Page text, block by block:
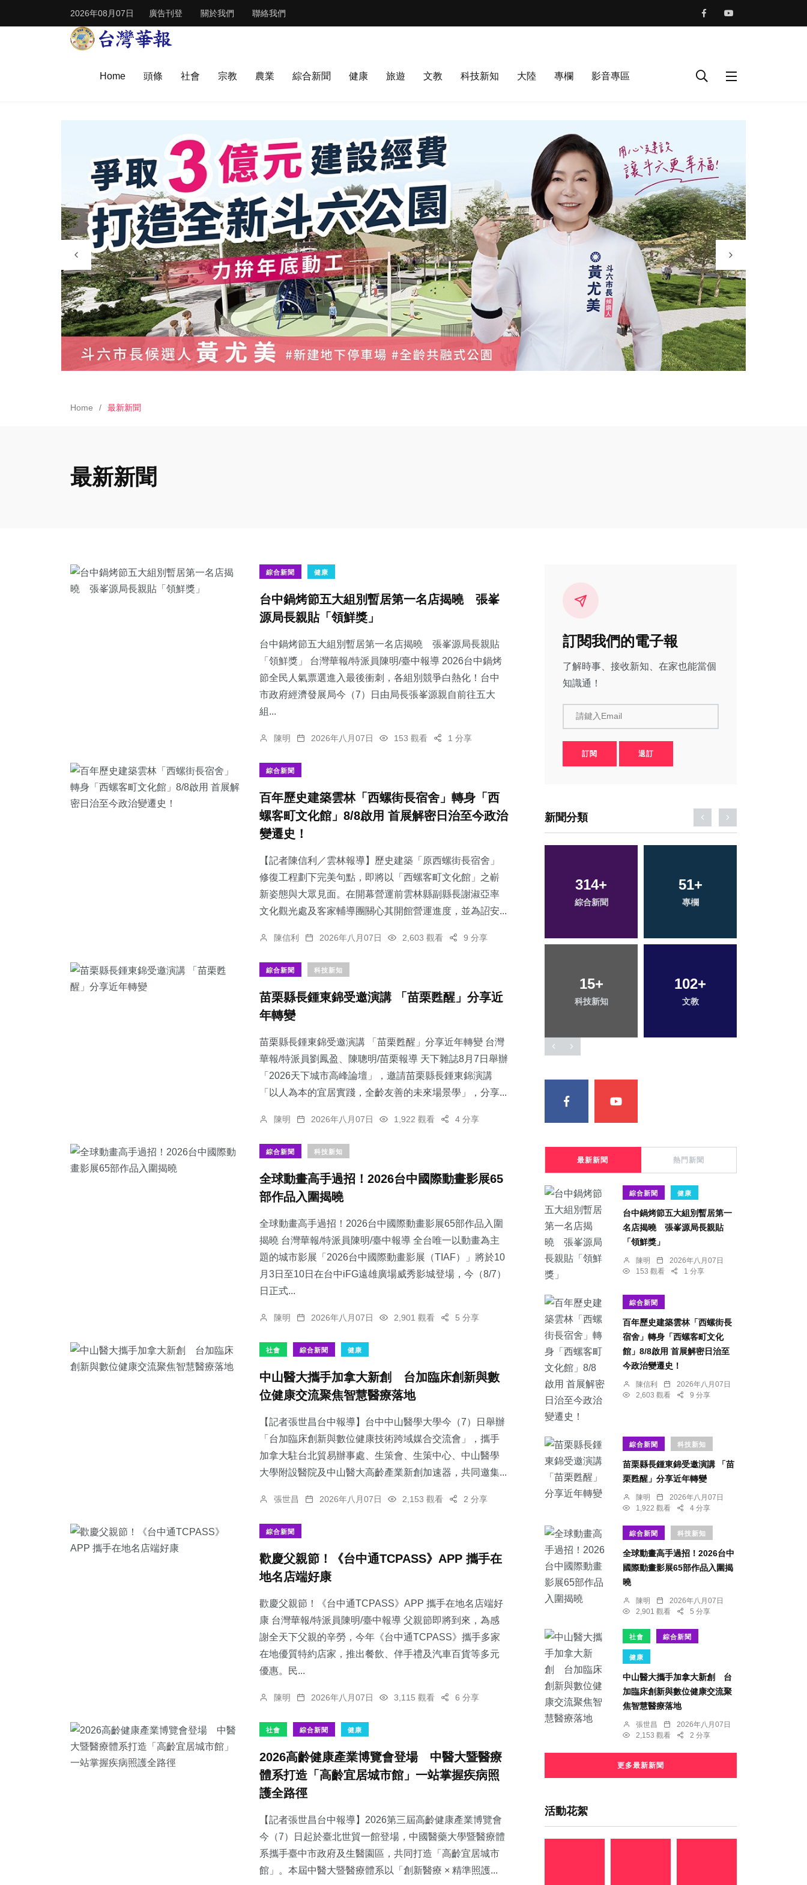
2026年08月07日 廣告刊登 關於我們 聯絡我們
Home 頭條 社會 宗教 農業 綜合新聞 健康 旅遊 文教 科技新知 大陸 專欄 影音專區
Home 最新新聞
最新新聞
綜合新聞 健康
台中鍋烤節五大組別暫居第一名店揭曉 張峯
源局長親貼「領鮮獎」
台中鍋烤節五大組別暫居第一名店揭曉 張峯源局長親貼
「領鮮獎」 台灣華報/特派員陳明/臺中報導 2026台中鍋烤
節全民人氣票選進入最後衝刺，各組別競爭白熱化！台中
市政府經濟發展局今（7）日由局長張峯源親自前往五大
組...
陳明 2026年八月07日 153 觀看 1 分享
綜合新聞
百年歷史建築雲林「西螺街長宿舍」轉身「西
螺客町文化館」8/8啟用 首展解密日治至今政治
變遷史！
【記者陳信利／雲林報導】歷史建築「原西螺街長宿舍」
修復工程劃下完美句點，即將以「西螺客町文化館」之嶄
新姿態與大眾見面。在開幕營運前雲林縣副縣長謝淑亞率
文化觀光處及客家輔導團關心其開館營運進度，並為詔安...
陳信利 2026年八月07日 2,603 觀看 9 分享
綜合新聞 科技新知
苗栗縣長鍾東錦受邀演講 「苗栗甦醒」分享近
年轉變
苗栗縣長鍾東錦受邀演講 「苗栗甦醒」分享近年轉變 台灣
華報/特派員劉鳳盈、陳聰明/苗栗報導 天下雜誌8月7日舉辦
「2026天下城市高峰論壇」，邀請苗栗縣長鍾東錦演講
「以人為本的宜居實踐，全齡友善的未來場景學」，分享...
陳明 2026年八月07日 1,922 觀看 4 分享
綜合新聞 科技新知
全球動畫高手過招！2026台中國際動畫影展65
部作品入圍揭曉
全球動畫高手過招！2026台中國際動畫影展65部作品入圍
揭曉 台灣華報/特派員陳明/臺中報導 全台唯一以動畫為主
題的城市影展「2026台中國際動畫影展（TIAF）」將於10
月3日至10日在台中iFG遠雄廣場威秀影城登場，今（8/7）
日正式...
陳明 2026年八月07日 2,901 觀看 5 分享
社會 綜合新聞 健康
中山醫大攜手加拿大新創 台加臨床創新與數
位健康交流聚焦智慧醫療落地
【記者張世昌台中報導】台中中山醫學大學今（7）日舉辦
「台加臨床創新與數位健康技術跨域媒合交流會」，攜手
加拿大駐台北貿易辦事處、生策會、生策中心、中山醫學
大學附設醫院及中山醫大高齡產業新創加速器，共同邀集...
張世昌 2026年八月07日 2,153 觀看 2 分享
綜合新聞
歡慶父親節！《台中通TCPASS》APP 攜手在
地名店端好康
歡慶父親節！《台中通TCPASS》APP 攜手在地名店端好
康 台灣華報/特派員陳明/臺中報導 父親節即將到來，為感
謝全天下父親的辛勞，今年《台中通TCPASS》攜手多家
在地優質特約店家，推出餐飲、伴手禮及汽車百貨等多元
優惠。民...
陳明 2026年八月07日 3,115 觀看 6 分享
社會 綜合新聞 健康
2026高齡健康產業博覽會登場 中醫大暨醫療
體系打造「高齡宜居城市館」一站掌握疾病照
護全路徑
【記者張世昌台中報導】2026第三屆高齡健康產業博覽會
今（7）日起於臺北世貿一館登場，中國醫藥大學暨醫療體
系攜手臺中市政府及生醫園區，共同打造「高齡宜居城市
館」。本屆中醫大暨醫療體系以「創新醫療 × 精準照護...
訂閱我們的電子報
了解時事、接收新知、在家也能當個
知識通！
請鍵入Email
訂閱 退訂
新聞分類
32+
22 + 314+
綜合新聞
51+
專欄
15+
科技新知
102+
文教
28+
宗教
175+
社會
92+
健康
32+
農業
最新新聞 熱門新聞
綜合新聞 健康
台中鍋烤節五大組別暫居第一
名店揭曉 張峯源局長親貼
「領鮮獎」
陳明
2026年八月07日
153 觀看
1 分享
綜合新聞
百年歷史建築雲林「西螺街長
宿舍」轉身「西螺客町文化
館」8/8啟用 首展解密日治至
今政治變遷史！
陳信利
2026年八月07日
2,603 觀看
9 分享
綜合新聞 科技新知
苗栗縣長鍾東錦受邀演講 「苗
栗甦醒」分享近年轉變
陳明
2026年八月07日
1,922 觀看
4 分享
綜合新聞 科技新知
全球動畫高手過招！2026台中
國際動畫影展65部作品入圍揭
曉
陳明
2026年八月07日
2,901 觀看
5 分享
社會 綜合新聞
健康
中山醫大攜手加拿大新創 台
加臨床創新與數位健康交流聚
焦智慧醫療落地
張世昌
2026年八月07日
2,153 觀看
2 分享
更多最新新聞
活動花絮